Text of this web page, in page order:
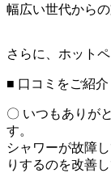
幅広い世代から
さらに、ホット
■ 口コミをご紹
〇 いつもありが
す。
シャワーが故障
りするのを改善